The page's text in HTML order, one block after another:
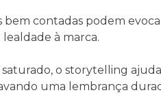
bem contadas podem
à marca.
o storytelling
uma lembrança